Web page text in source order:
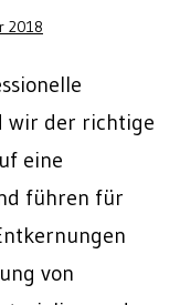
2018
wir der richtige
eine
führen für
von